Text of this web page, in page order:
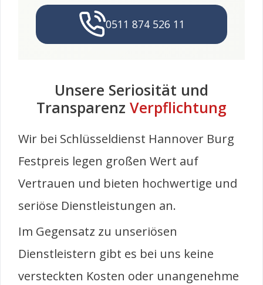
0511 874 526 11
Unsere Seriosität und
Transparenz Verpflichtung
Wir bei Schlüsseldienst Hannover Burg
Festpreis legen großen Wert auf
Vertrauen und bieten hochwertige und
seriöse Dienstleistungen an.
Im Gegensatz zu unseriösen
Dienstleistern gibt es bei uns keine
versteckten Kosten oder unangenehme